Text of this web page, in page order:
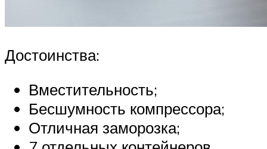
Достоинства:
Вместительность;
Бесшумность компрессора;
Отличная заморозка;